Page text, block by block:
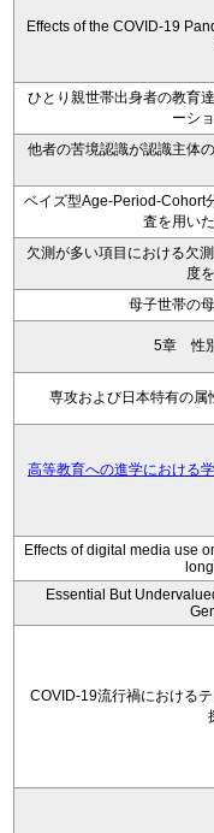
Effects of the COVID-19
ひとり親世帯出身者の教育
ーシ
他者の苦境認識が認識主体
ベイズ型Age-Period-Cohort
査を用い
欠測が多い項目における欠
度
母子世帯の
5章 性
専攻および日本特有の
高等教育への進学における
Effects of digital media use
Essential But
COVID-19流行禍における